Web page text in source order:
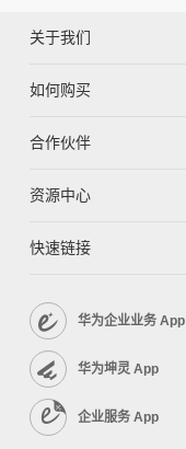
关于我们
如何购买
合作伙伴
资源中心
快速链接
华为企业业务 App
华为坤灵 App
企业服务 App